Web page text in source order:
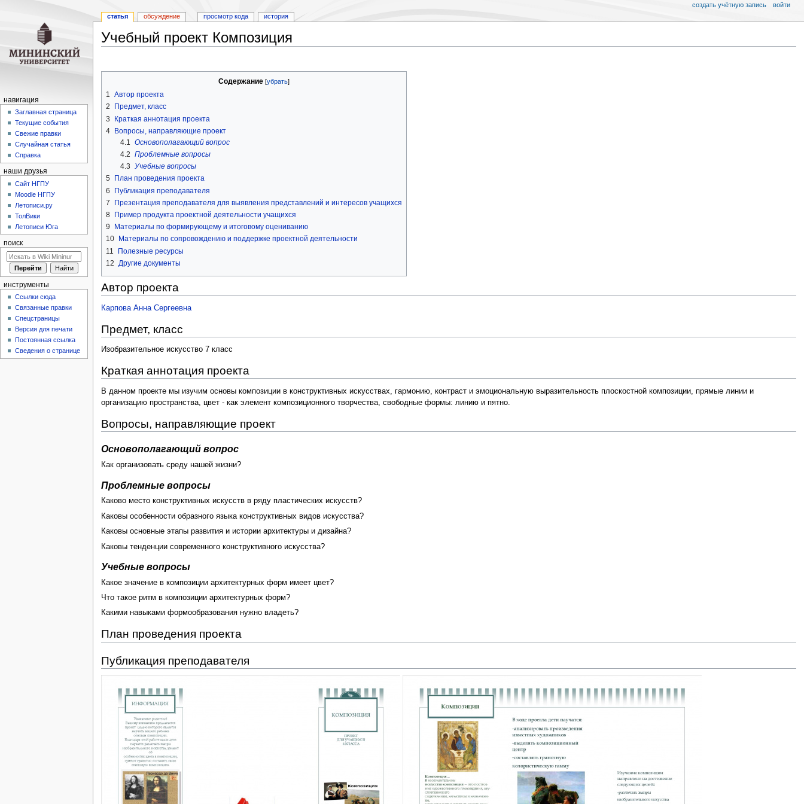
Учебный проект Композиция
к
к
Содержание
1 Автор проекта
2
Предмет, класс
3
Краткая аннотация проекта
4 Вопросы, направляющие проект
4.1
Основополагающий вопрос
4.2 Проблемные вопросы
4.3 Учебные вопросы
5
План проведения проекта
6
Публикация преподавателя
7
Презентация преподавателя для выявления представлений и интересов учащихся
8
Пример продукта проектной деятельности учащихся
9
Материалы по формирующему и итоговому оцениванию
10
Материалы по сопровождению и поддержке проектной деятельности
11
Полезные ресурсы
12
Другие документы
Автор проекта
Карпова Анна Сергеевна
Предмет, класс
Изобразительное искусство 7 класс
Краткая аннотация проекта
В данном проекте мы изучим основы композиции в конструктивных искусствах, гармонию, контраст и эмоциональную выразительность плоскостной композиции, прямые линии и
организацию пространства, цвет - как элемент композиционного творчества, свободные формы: линию и пятно.
Вопросы, направляющие проект
Основополагающий вопрос
Как организовать среду нашей жизни?
Проблемные вопросы
Каково место конструктивных искусств в ряду пластических искусств?
Каковы особенности образного языка конструктивных видов искусства?
Каковы основные этапы развития и истории архитектуры и дизайна?
Каковы тенденции современного конструктивного искусства?
Учебные вопросы
Какое значение в композиции архитектурных форм имеет цвет?
Что такое ритм в композиции архитектурных форм?
Какими навыками формообразования нужно владеть?
План проведения проекта
Публикация преподавателя
статья обсуждение просмотр кода история
создать учётную запись войти
навигация
Заглавная страница
Текущие события
Свежие правки
Случайная статья
Справка
наши друзья
Cайт НГПУ
Moodle НГПУ
Летописи.ру
ТолВики
Летописи Юга
поиск
инструменты
Ссылки сюда
Связанные правки
Спецстраницы
Версия для печати
Постоянная ссылка
Сведения о странице